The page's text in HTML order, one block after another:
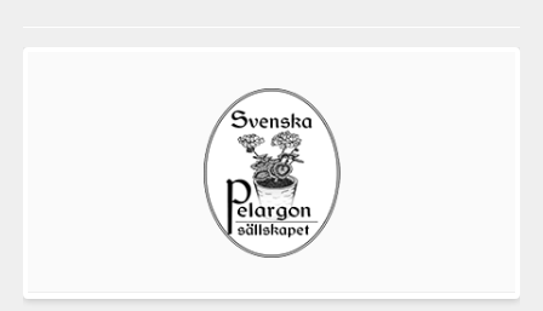
Pelargonsällskapets